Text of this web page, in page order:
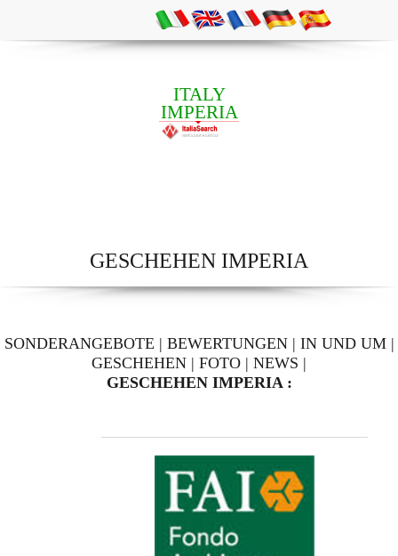
ITALY
IMPERIA
GESCHEHEN IMPERIA
SONDERANGEBOTE | BEWERTUNGEN| IN UND UM|
GESCHEHEN | FOTO | NEWS |
GESCHEHEN IMPERIA :